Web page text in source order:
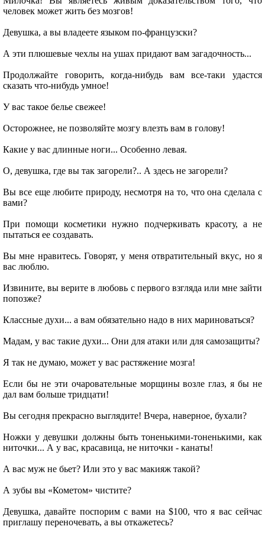
человек может жить без мозгов!
Девушка, а вы владеете языком по-французски?
А эти плюшевые чехлы на ушах придают вам загадочность...
Продолжайте говорить, когда-нибудь вам все-таки удастся
сказать что-нибудь умное!
У вас такое белье свежее!
Осторожнее, не позволяйте мозгу влезть вам в голову!
Какие у вас длинные ноги... Особенно левая.
О, девушка, где вы так загорели?.. А здесь не загорели?
Вы все еще любите природу, несмотря на то, что она сделала с
вами?
При помощи косметики нужно подчеркивать красоту, а не
пытаться ее создавать.
Вы мне нравитесь. Говорят, у меня отвратительный вкус, но я
вас люблю.
Извините, вы верите в любовь с первого взгляда или мне зайти
попозже?
Классные духи... а вам обязательно надо в них мариноваться?
Мадам, у вас такие духи... Они для атаки или для самозащиты?
Я так не думаю, может у вас растяжение мозга!
Если бы не эти очаровательные морщины возле глаз, я бы не
дал вам больше тридцати!
Вы сегодня прекрасно выглядите! Вчера, наверное, бухали?
Ножки у девушки должны быть тоненькими-тоненькими, как
ниточки... А у вас, красавица, не ниточки - канаты!
А вас муж не бьет? Или это у вас макияж такой?
А зубы вы «Кометом» чистите?
Девушка, давайте поспорим с вами на $100, что я вас сейчас
приглашу переночевать, а вы откажетесь?